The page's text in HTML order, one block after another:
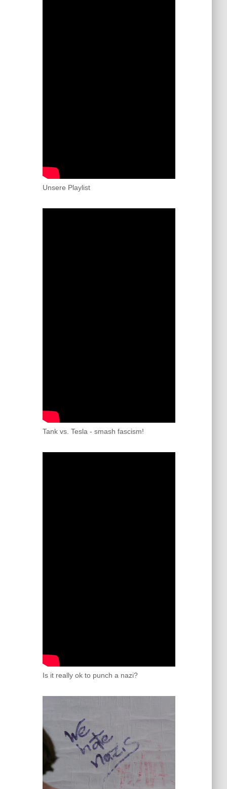
Unsere Playlist
Tank vs. Tesla - smash fascism!
Is it really ok to punch a nazi?